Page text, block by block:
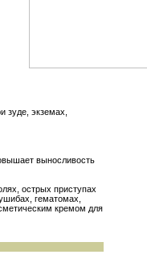
зуде, экземах,
выносливость
острых приступах
гематомах,
кремом для